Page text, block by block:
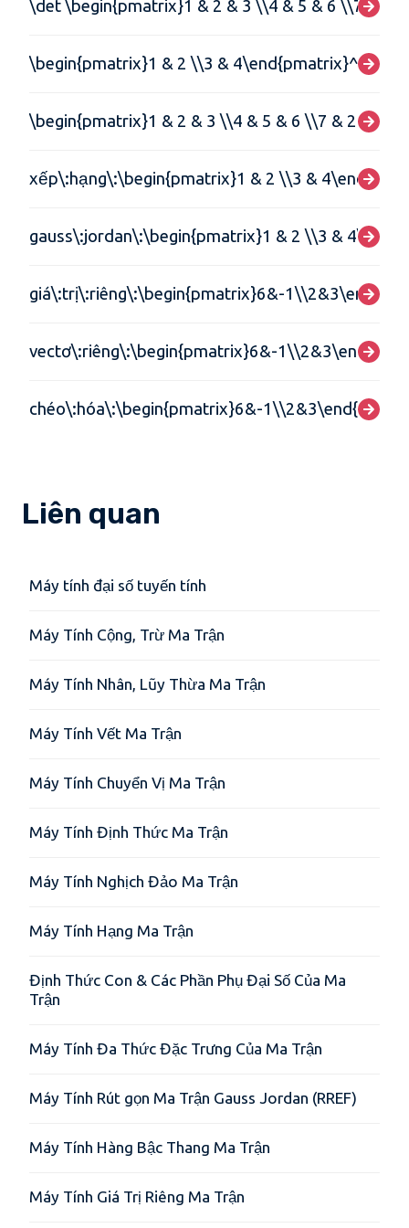
\det \begin{pmatrix}1 & 2 & 3 \\4 & 5 & 6 \\7 & 8
\begin{pmatrix}1 & 2 \\3 & 4\end{pmatrix}^T
\begin{pmatrix}1 & 2 & 3 \\4 & 5 & 6 \\7 & 2 &
xếp\:hạng\:\begin{pmatrix}1 & 2 \\3 &
gauss\:jordan\:\begin{pmatrix}1 & 2 \\3 &
giá\:trị\:riêng\:\begin{pmatrix}6&-
vectơ\:riêng\:\begin{pmatrix}6&-
chéo\:hóa\:\begin{pmatrix}6&-
Liên quan
Máy tính đại số tuyến tính
Máy Tính Cộng, Trừ Ma Trận
Máy Tính Nhân, Lũy Thừa Ma Trận
Máy Tính Vết Ma Trận
Máy Tính Chuyển Vị Ma Trận
Máy Tính Định Thức Ma Trận
Máy Tính Nghịch Đảo Ma Trận
Máy Tính Hạng Ma Trận
Định Thức Con & Các Phần Phụ Đại Số Của Ma
Trận
Máy Tính Đa Thức Đặc Trưng Của Ma Trận
Máy Tính Rút gọn Ma Trận Gauss Jordan (RREF)
Máy Tính Hàng Bậc Thang Ma Trận
Máy Tính Giá Trị Riêng Ma Trận